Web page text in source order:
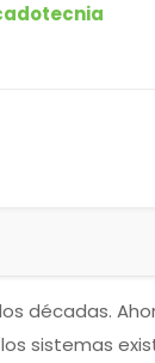
décadas.
sistemas